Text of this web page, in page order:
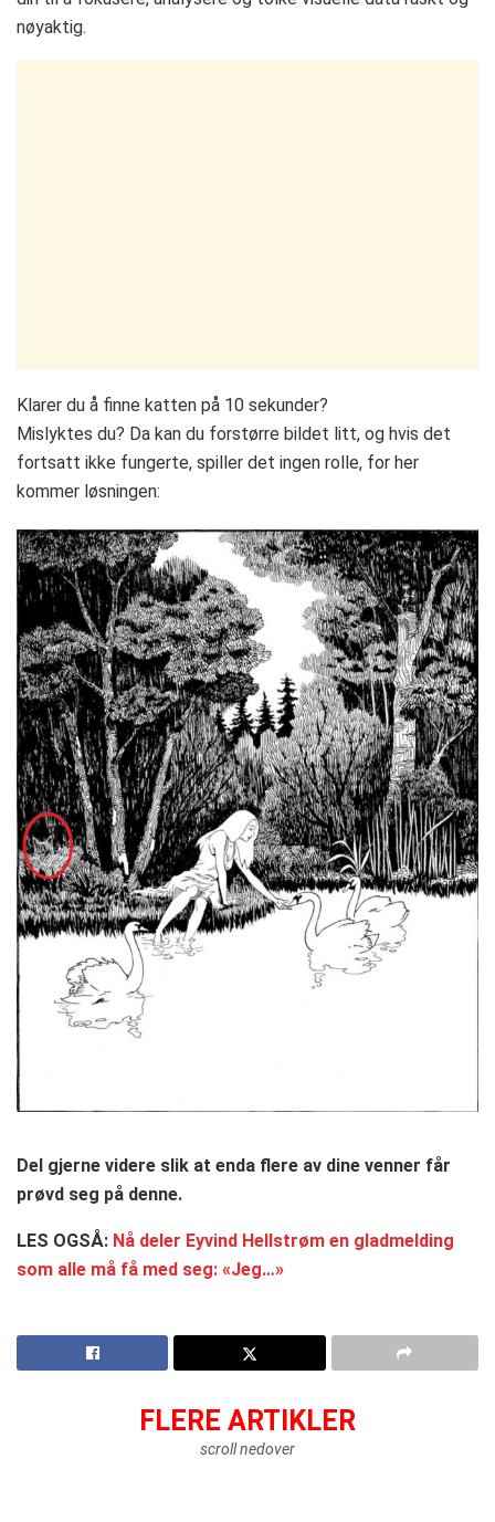
nøyaktig.
Klarer du å finne katten på 10 sekunder?
Mislyktes du? Da kan du forstørre bildet litt, og hvis det
fortsatt ikke fungerte, spiller det ingen rolle, for her
kommer løsningen:
Del gjerne videre slik at enda flere av dine venner får
prøvd seg på denne.
LES OGSÅ: Nå deler Eyvind Hellstrøm en gladmelding
som alle må få med seg: «Jeg…»
FLERE ARTIKLER
scroll nedover